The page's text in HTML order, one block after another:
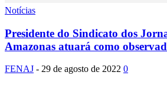
Notícias
Presidente do Sindicato dos
Amazonas atuará como
FENAJ - 29 de agosto de 2022 0